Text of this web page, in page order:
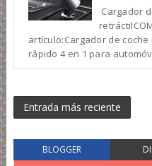
Cargador
artículo:Cargador de
rápido 4 en 1 para
Entrada más reciente
BLOGGER